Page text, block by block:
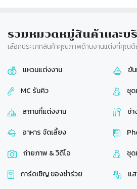
รวมหมวดหมู่สินค้าและบ
เลือกประเภทสินค้าคุณภาพด้านงานแต่งที่คุณต้
แหวนแต่งงาน
ขั
MC รันคิว
ชุด
สถานที่แต่งงาน
ช่
อาหาร จัดเลี้ยง
ถ่ายภาพ & วิดีโอ
ชุ
การ์ดเชิญ​ ของชำร่วย
แ